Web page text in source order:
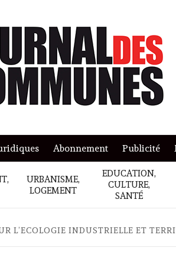
Abonnement Publicité
URBANISME,
LOGEMENT
EDUCATION,
CULTURE,
SANTÉ
L’ECOLOGIE INDUSTRIELLE ET